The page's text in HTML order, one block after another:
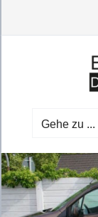
Gehe zu ...